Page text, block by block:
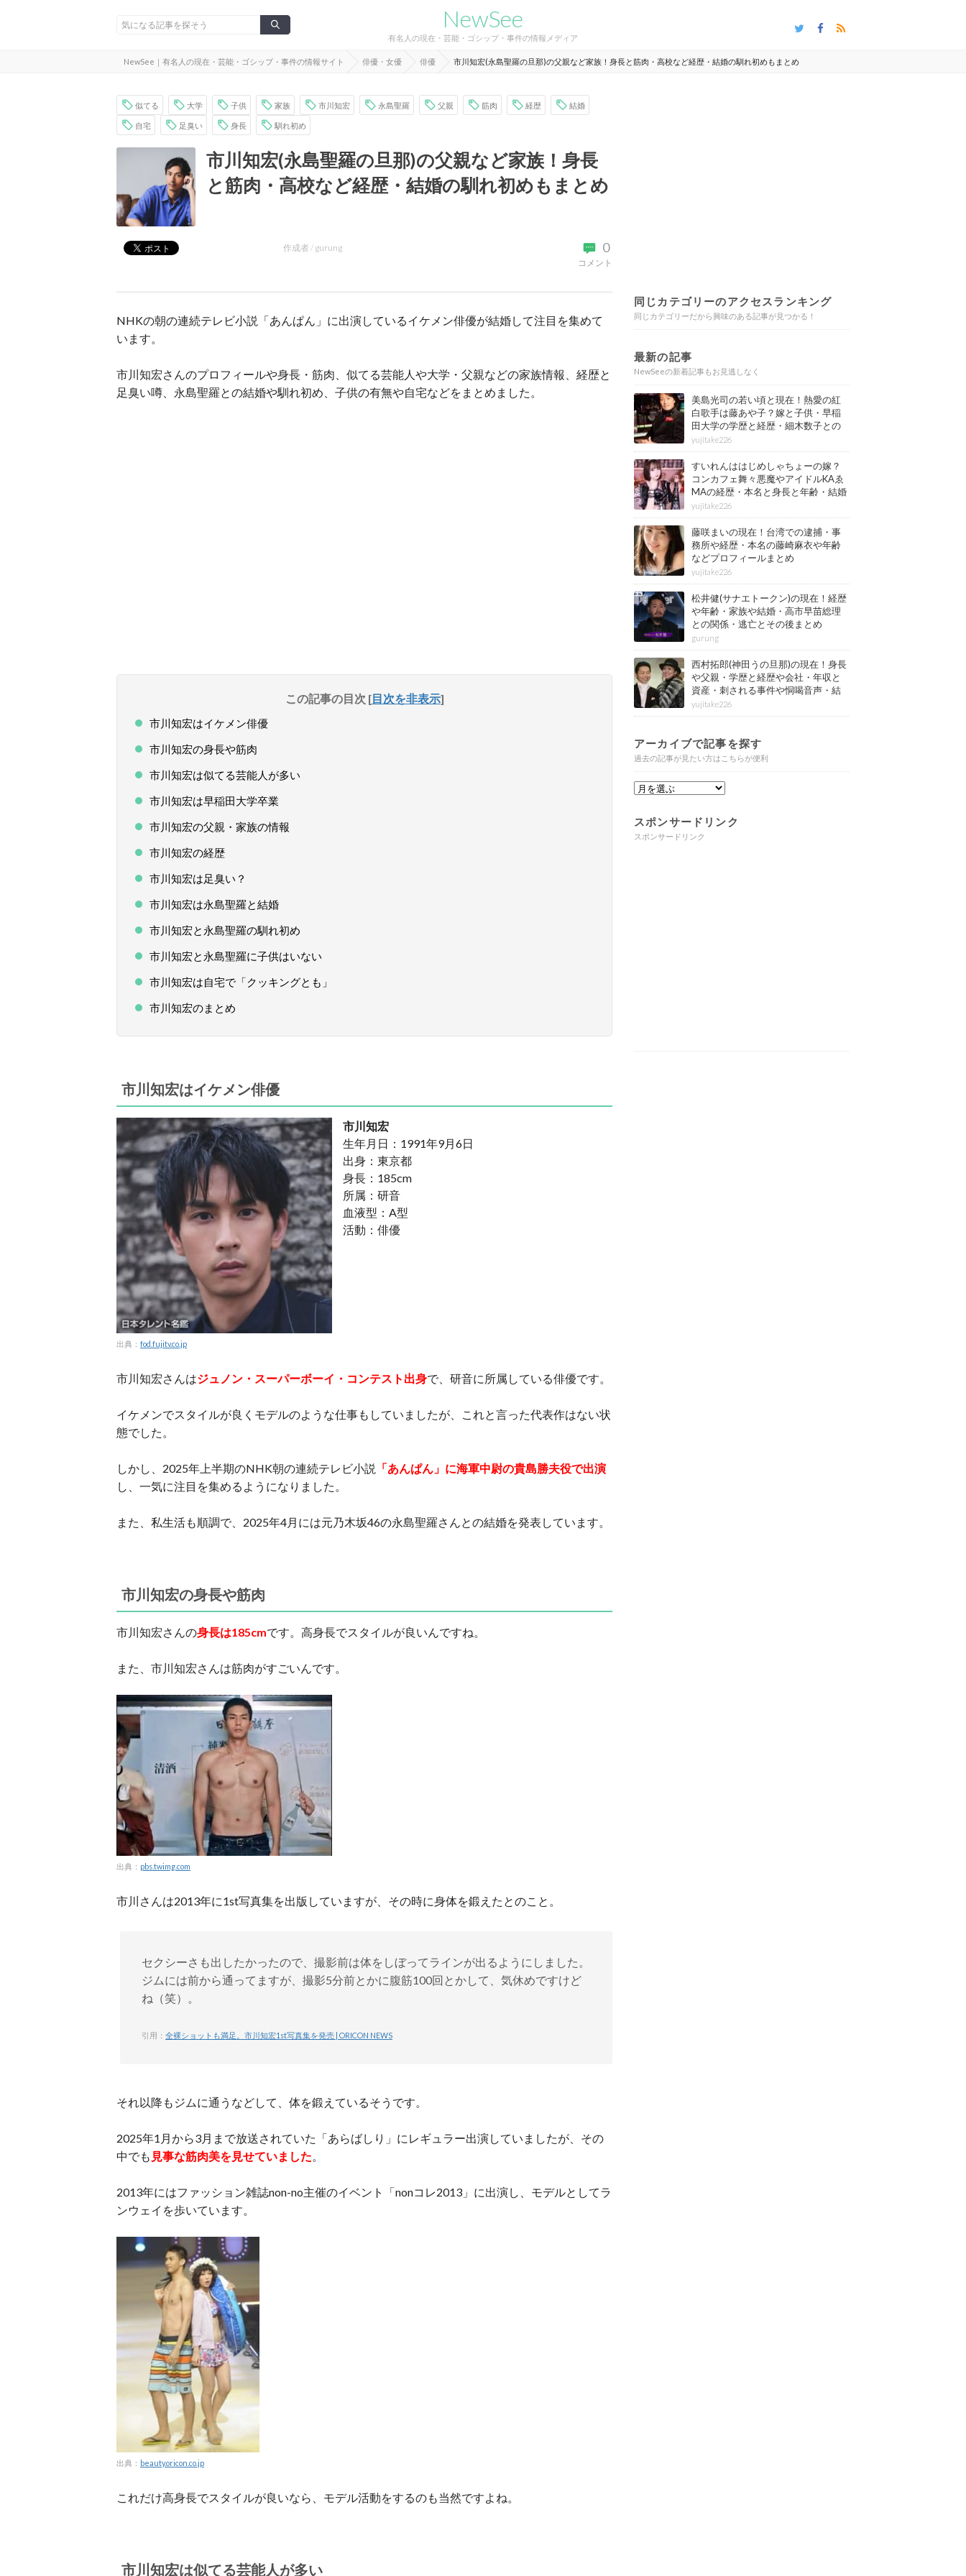
NewSee
有名人の現在・芸能・ゴシップ・事件の情報メディア
NewSee｜有名人の現在・芸能・ゴシップ・事件の情報サイト 俳優・女優 俳優 市川知宏(永島聖羅の旦那)の父親など家族！身長と筋肉・高校など経歴・結婚の馴れ初めもまとめ
似てる 大学 子供 家族 市川知宏 永島聖羅 父親 筋肉 経歴 結婚
自宅 足臭い 身長 馴れ初め
市川知宏(永島聖羅の旦那)の父親など家族！身長
と筋肉・高校など経歴・結婚の馴れ初めもまとめ
0
コメント
作成者 / gurung
NHKの朝の連続テレビ小説「あんぱん」に出演しているイケメン俳優が結婚して注目を集めて
います。
市川知宏さんのプロフィールや身長・筋肉、似てる芸能人や大学・父親などの家族情報、経歴と
足臭い噂、永島聖羅との結婚や馴れ初め、子供の有無や自宅などをまとめました。
この記事の目次 [目次を非表示]
市川知宏はイケメン俳優
市川知宏の身長や筋肉
市川知宏は似てる芸能人が多い
市川知宏は早稲田大学卒業
市川知宏の父親・家族の情報
市川知宏の経歴
市川知宏は足臭い？
市川知宏は永島聖羅と結婚
市川知宏と永島聖羅の馴れ初め
市川知宏と永島聖羅に子供はいない
市川知宏は自宅で「クッキングとも」
市川知宏のまとめ
市川知宏はイケメン俳優
出典： fod.fujitv.co.jp
市川知宏
生年月日：1991年9月6日
出身：東京都
身長：185cm
所属：研音
血液型：A型
活動：俳優
市川知宏さんはジュノン・スーパーボーイ・コンテスト出身で、研音に所属している俳優です。
イケメンでスタイルが良くモデルのような仕事もしていましたが、これと言った代表作はない状
態でした。
しかし、2025年上半期のNHK朝の連続テレビ小説 「あんぱん」に海軍中尉の貴島勝夫役で出演
し、一気に注目を集めるようになりました。
また、私生活も順調で、2025年4月には元乃木坂46の永島聖羅さんとの結婚を発表しています。
市川知宏の身長や筋肉
市川知宏さんの身長は185cmです。高身長でスタイルが良いんですね。
また、市川知宏さんは筋肉がすごいんです。
出典： pbs.twimg.com
市川さんは2013年に1st写真集を出版していますが、その時に身体を鍛えたとのこと。
セクシーさも出したかったので、撮影前は体をしぼってラインが出るようにしました。
ジムには前から通ってますが、撮影5分前とかに腹筋100回とかして、気休めですけど
ね（笑）。
引用： 全裸ショットも満足。市川知宏1st写真集を発売 | ORICON NEWS
それ以降もジムに通うなどして、体を鍛えているそうです。
2025年1月から3月まで放送されていた「あらばしり」にレギュラー出演していましたが、その
中でも 見事な筋肉美を見せていました。
2013年にはファッション雑誌non-no主催のイベント「nonコレ2013」に出演し、モデルとしてラ
ンウェイを歩いています。
出典： beauty.oricon.co.jp
これだけ高身長でスタイルが良いなら、モデル活動をするのも当然ですよね。
市川知宏は似てる芸能人が多い
同じカテゴリーのアクセスランキング
同じカテゴリーだから興味のある記事が見つかる！
最新の記事
NewSeeの新着記事もお見逃しなく
美島光司の若い頃と現在！熱愛の紅
白歌手は藤あや子？嫁と子供・早稲
田大学の学歴と経歴・細木数子との
確執もまとめ
yujitake226
すいれんははじめしゃちょーの嫁？
コンカフェ舞々悪魔やアイドルKAゑ
MAの経歴・本名と身長と年齢・結婚
情報もまとめ
yujitake226
藤咲まいの現在！台湾での逮捕・事
務所や経歴・本名の藤崎麻衣や年齢
などプロフィールまとめ
yujitake226
松井健(サナエトークン)の現在！経歴
や年齢・家族や結婚・高市早苗総理
との関係・逃亡とその後まとめ
gurung
西村拓郎(神田うの旦那)の現在！身長
や父親・学歴と経歴や会社・年収と
資産・刺される事件や恫喝音声・結
婚と子供や自宅・脳梗塞の病気もま
とめ
yujitake226
アーカイブで記事を探す
過去の記事が見たい方はこちらが便利
スポンサードリンク
スポンサードリンク